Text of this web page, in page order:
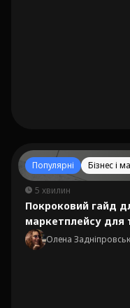
Популярні Бізнес і
5 хвилин
Покроковий гайд
маркетплейсу для
Олена